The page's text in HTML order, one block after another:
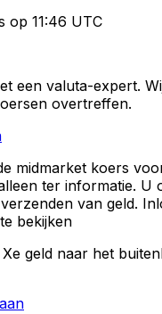
op 11:46 UTC
een valuta-expert.
overtreffen.
midmarket koers
ter informatie. U
van geld.
bekijken
geld naar het